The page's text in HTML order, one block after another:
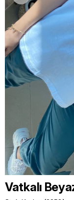
Vatkalı